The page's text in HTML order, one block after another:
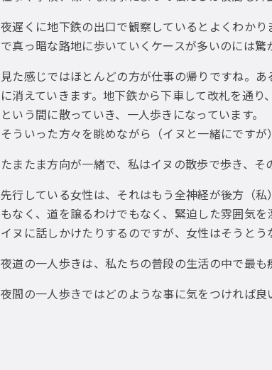
夜遅くに地下鉄の出口で観察しているとよくわか
で真っ暗な路地に歩いていくケースが多いのには驚
見た感じではほとんどの方が仕事の帰りですね。
に消えていきます。地下鉄から下車して改札を通
という間に散っていき、一人歩きになっています。
そういった方々を眺めながら（イヌと一緒にですが
たまたま方向が一緒で、私はイヌの散歩で歩き、
先行している女性は、それはもう全神経が後方（
もなく、道を譲るわけでもなく、緊迫した雰囲気
イヌに話しかけたりするのですが、女性はそうとう
夜道の一人歩きは、私たちの普段の生活の中で最も
夜間の一人歩きではどのような事に気をつければ良